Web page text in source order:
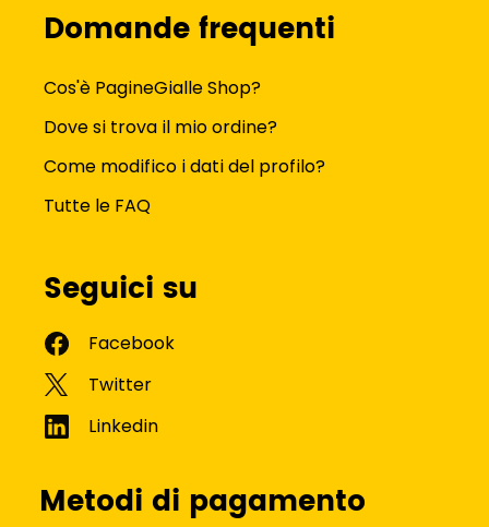
Domande frequenti
Cos'è PagineGialle Shop?
Dove si trova il mio ordine?
Come modifico i dati del profilo?
Tutte le FAQ
Seguici su
Metodi di pagamento